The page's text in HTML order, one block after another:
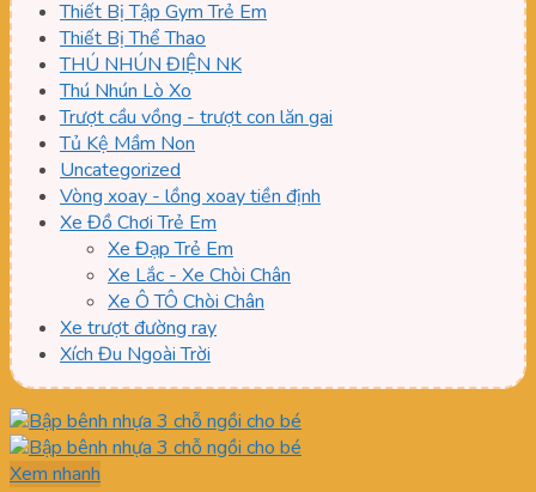
Thiết Bị Tập Gym Trẻ Em
Thiết Bị Thể Thao
THÚ NHÚN ĐIỆN NK
Thú Nhún Lò Xo
Trượt cầu vồng - trượt con lăn gai
Tủ Kệ Mầm Non
Uncategorized
Vòng xoay - lồng xoay tiền định
Xe Đồ Chơi Trẻ Em
Xe Đạp Trẻ Em
Xe Lắc - Xe Chòi Chân
Xe Ô TÔ Chòi Chân
Xe trượt đường ray
Xích Đu Ngoài Trời
Xem nhanh